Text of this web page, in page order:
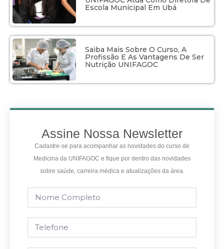
Escola Municipal Em Ubá
Saiba Mais Sobre O Curso, A
Profissão E As Vantagens De Ser
Nutrição UNIFAGOC
Assine Nossa Newsletter
Cadastre-se para acompanhar as novidades do curso de
Medicina da UNIFAGOC e fique por dentro das novidades
sobre saúde, carreira médica e atualizações da área.